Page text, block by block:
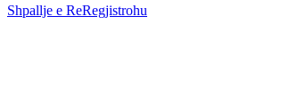
Shpallje e ReRegjistrohu